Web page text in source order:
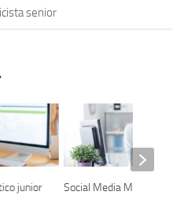
senior
junior Social Media Manager